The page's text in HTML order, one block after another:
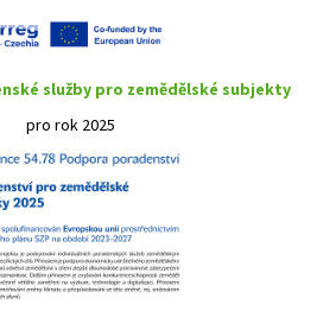
služby pro zemědělské subjekty
pro rok 2025